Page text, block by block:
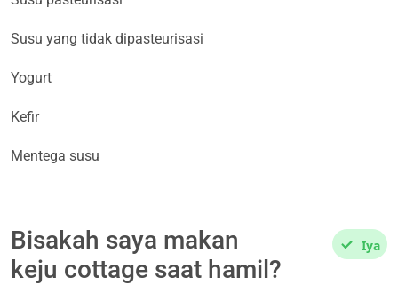
Susu yang tidak dipasteurisasi
Yogurt
Kefir
Mentega susu
Bisakah saya makan
keju cottage saat hamil?
Iya